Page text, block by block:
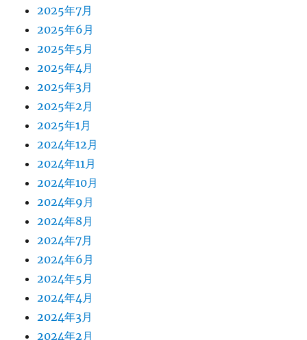
2025年7月
2025年6月
2025年5月
2025年4月
2025年3月
2025年2月
2025年1月
2024年12月
2024年11月
2024年10月
2024年9月
2024年8月
2024年7月
2024年6月
2024年5月
2024年4月
2024年3月
2024年2月